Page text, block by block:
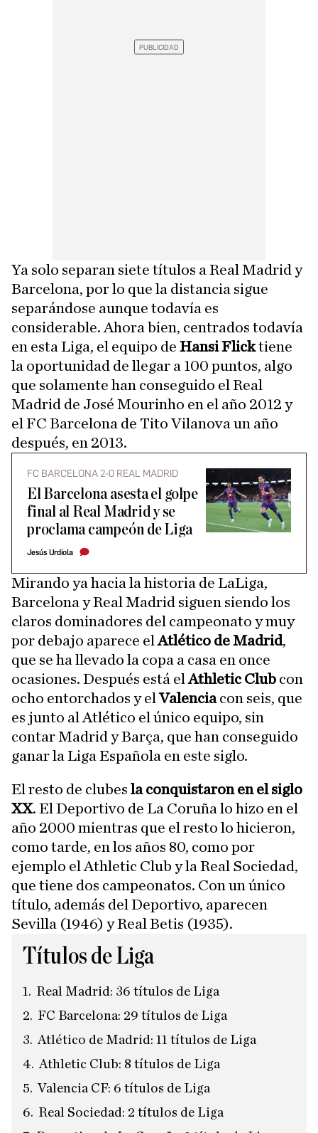
Ya solo separan siete títulos a Real Madrid y
Barcelona, por lo que la distancia sigue
separándose aunque todavía es
considerable. Ahora bien, centrados todavía
en esta Liga, el equipo de Hansi Flicktiene
la oportunidad de llegar a 100 puntos, algo
que solamente han conseguido el Real
Madrid de José Mourinho en el año 2012 y
el FC Barcelona de Tito Vilanova un año
después, en 2013.
FC BARCELONA 2-0 REAL MADRID
El Barcelona asesta el golpe
final al Real Madrid y se
proclama campeón de Liga
Jesús Urdiola
Mirando ya hacia la historia de LaLiga,
Barcelona y Real Madrid siguen siendo los
claros dominadores del campeonato y muy
por debajo aparece elAtlético de Madrid,
que se ha llevado la copa a casa en once
ocasiones. Después está elAthletic Club con
ocho entorchados y elValenciacon seis, que
es junto al Atlético el único equipo, sin
contar Madrid y Barça, que han conseguido
ganar la Liga Española en este siglo.
El resto de clubes la conquistaron en el siglo
XX. El Deportivo de La Coruña lo hizo en el
año 2000 mientras que el resto lo hicieron,
como tarde, en los años 80, como por
ejemplo el Athletic Club y la Real Sociedad,
que tiene dos campeonatos. Con un único
título, además del Deportivo, aparecen
Sevilla (1946) y Real Betis (1935).
Títulos de Liga
Real Madrid: 36 títulos de Liga
FC Barcelona: 29 títulos de Liga
Atlético de Madrid: 11 títulos de Liga
Athletic Club: 8 títulos de Liga
Valencia CF: 6 títulos de Liga
Real Sociedad: 2 títulos de Liga